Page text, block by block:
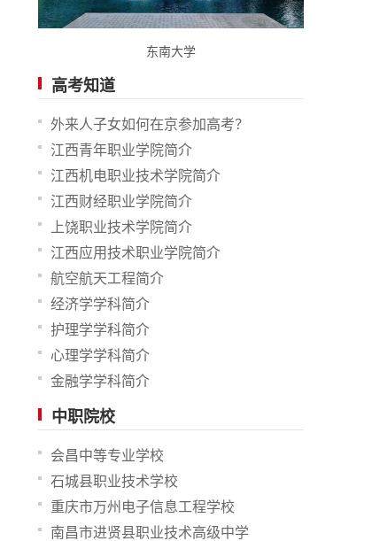
东南大学
高考知道
外来人子女如何在京参加高考？
江西青年职业学院简介
江西机电职业技术学院简介
江西财经职业学院简介
上饶职业技术学院简介
江西应用技术职业学院简介
航空航天工程简介
经济学学科简介
护理学学科简介
心理学学科简介
金融学学科简介
中职院校
会昌中等专业学校
石城县职业技术学校
重庆市万州电子信息工程学校
南昌市进贤县职业技术高级中学